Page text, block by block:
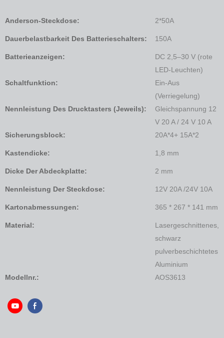
Anderson-Steckdose: 2*50A
Dauerbelastbarkeit Des Batterieschalters: 150A
Batterieanzeigen:
DC 2,5–30 V (rote
LED-Leuchten)
Schaltfunktion:
Ein-Aus
(Verriegelung)
Nennleistung Des Drucktasters (jeweils):
Gleichspannung 12
V 20 A / 24 V 10 A
Sicherungsblock:
20A*4+ 15A*2
Kastendicke: 1,8 mm
Dicke Der Abdeckplatte: 2 mm
Nennleistung Der Steckdose: 12V 20A /24V 10A
Kartonabmessungen: 365 * 267 * 141 mm
Material:
Lasergeschnittenes,
schwarz
pulverbeschichtetes
Aluminium
Modellnr.:
AOS3613